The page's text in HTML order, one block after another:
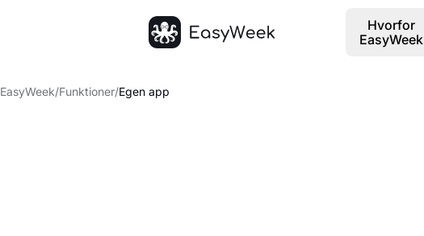
EasyWeek/Funktioner/Egen app
Hvorfor
EasyWeek